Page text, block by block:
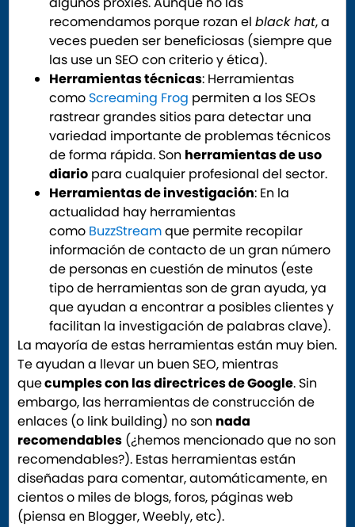
recomendamos porque rozan elblack hat, a
veces pueden ser beneficiosas (siempre que
las use un SEO con criterio y ética).
Herramientas técnicas: Herramientas
como Screaming Frog permiten a los SEOs
rastrear grandes sitios para detectar una
variedad importante de problemas técnicos
de forma rápida. Son herramientas de uso
diario para cualquier profesional del sector.
Herramientas de investigación: En la
actualidad hay herramientas
como BuzzStreamque permite recopilar
información de contacto de un gran número
de personas en cuestión de minutos (este
tipo de herramientas son de gran ayuda, ya
que ayudan a encontrar a posibles clientes y
facilitan la investigación de palabras clave).
La mayoría de estas herramientas están muy bien.
Te ayudan a llevar un buen SEO, mientras
quecumples con las directrices de Google. Sin
embargo, las herramientas de construcción de
enlaces (o link building) no son nada
recomendables (¿hemos mencionado que no son
recomendables?). Estas herramientas están
diseñadas para comentar, automáticamente, en
cientos o miles de blogs, foros, páginas web
(piensa en Blogger, Weebly, etc).